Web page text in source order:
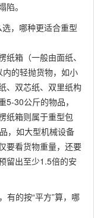
。
选，哪种更适合重型
箱（一般由面纸、
的轻抛货物，如小
、双芯纸、双里纸构
30公斤的物品，
纸箱则属于重型包
，如大型机械设备
要看货物重量，还要
留出至少1.5倍的安
有的按“平方”算，哪